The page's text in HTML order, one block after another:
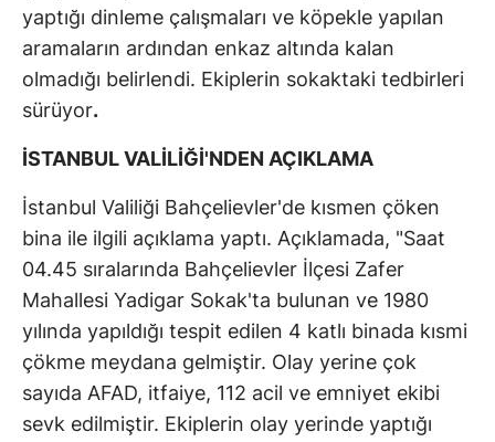
yaptığı dinleme çalışmaları ve köpekle yapılan
aramaların ardından enkaz altında kalan
olmadığı belirlendi. Ekiplerin sokaktaki tedbirleri
sürüyor.
İSTANBUL VALİLİĞİ'NDEN AÇIKLAMA
İstanbul Valiliği Bahçelievler'de kısmen çöken
bina ile ilgili açıklama yaptı. Açıklamada, "Saat
04.45 sıralarında Bahçelievler İlçesi Zafer
Mahallesi Yadigar Sokak'ta bulunan ve 1980
yılında yapıldığı tespit edilen 4 katlı binada kısmi
çökme meydana gelmiştir. Olay yerine çok
sayıda AFAD, itfaiye, 112 acil ve emniyet ekibi
sevk edilmiştir. Ekiplerin olay yerinde yaptığı